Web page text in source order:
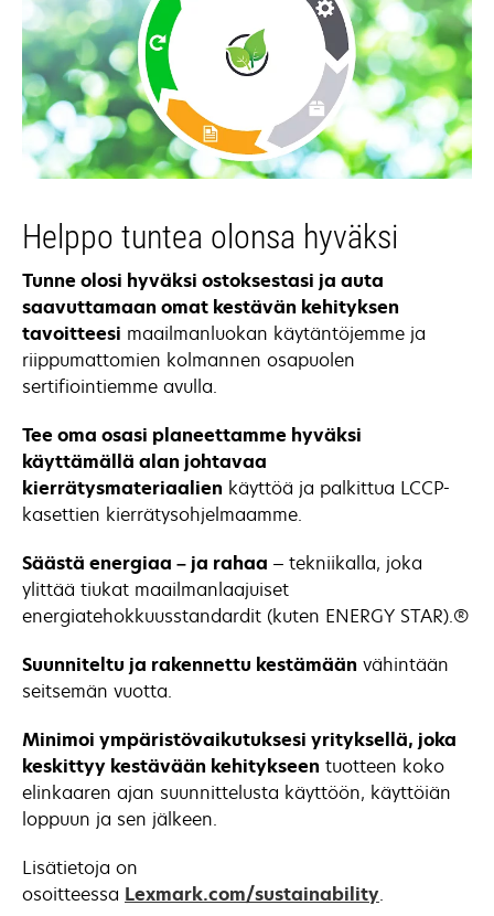
Helppo tuntea olonsa hyväksi
Tunne olosi hyväksi ostoksestasi ja auta
saavuttamaan omat kestävän kehityksen
tavoitteesi maailmanluokan käytäntöjemme ja
riippumattomien kolmannen osapuolen
sertifiointiemme avulla.
Tee oma osasi planeettamme hyväksi
käyttämällä alan johtavaa
kierrätysmateriaalien käyttöä ja palkittua LCCP-
kasettien kierrätysohjelmaamme.
Säästä energiaa – ja rahaa – tekniikalla, joka
ylittää tiukat maailmanlaajuiset
energiatehokkuusstandardit (kuten ENERGY STAR).®
Suunniteltu ja rakennettu kestämään vähintään
seitsemän vuotta.
Minimoi ympäristövaikutuksesi yrityksellä, joka
keskittyy kestävään kehitykseen tuotteen koko
elinkaaren ajan suunnittelusta käyttöön, käyttöiän
loppuun ja sen jälkeen.
Lisätietoja on
osoitteessa Lexmark.com/sustainability.